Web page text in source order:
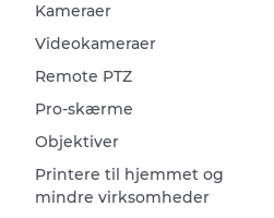
Kameraer
Videokameraer
Remote PTZ
Pro-skærme
Objektiver
Printere til hjemmet og
mindre virksomheder